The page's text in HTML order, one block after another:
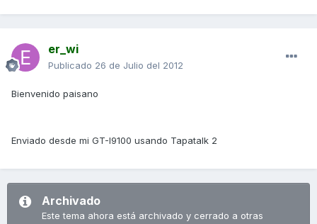
er_wi
Publicado 26 de Julio del 2012
Bienvenido paisano
Enviado desde mi GT-I9100 usando Tapatalk 2
Archivado
Este tema ahora está archivado y cerrado a otras